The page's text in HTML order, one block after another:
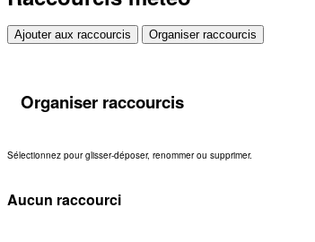
Ajouter aux raccourcis Organiser raccourcis
Organiser raccourcis
Sélectionnez pour glisser-déposer, renommer ou supprimer.
Aucun raccourci